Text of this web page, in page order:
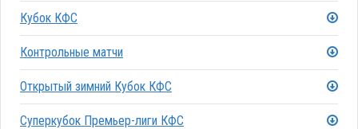
Кубок КФС
Контрольные матчи
Открытый зимний Кубок КФС
Суперкубок Премьер-лиги КФС